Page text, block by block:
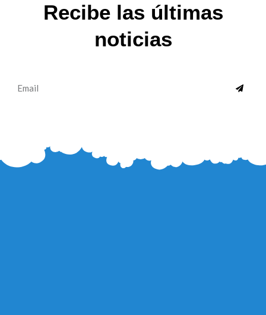
Recibe las últimas
noticias